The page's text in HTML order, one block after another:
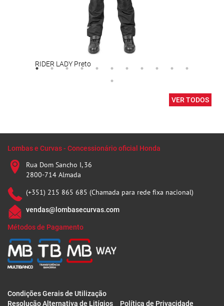
RIDER LADY Preto
VER TODOS
Lombas e Curvas - Concessionário oficial Honda
Rua Dom Sancho I, 36
2800-714 Almada
(+351) 215 865 685 (Chamada para rede fixa nacional)
vendas@lombasecurvas.com
Métodos de Pagamento
Condições Gerais de Utilização
Resolução Alternativa de Litígios
Política de Privacidade